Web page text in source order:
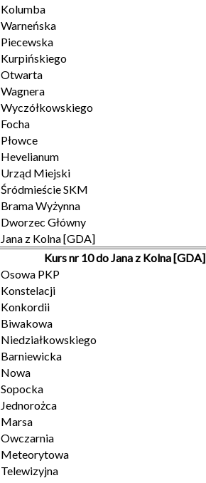
Kolumba
Warneńska
Piecewska
Kurpińskiego
Otwarta
Wagnera
Wyczółkowskiego
Focha
Płowce
Hevelianum
Urząd Miejski
Śródmieście SKM
Brama Wyżynna
Dworzec Główny
Jana z Kolna [GDA]
Kurs nr 10 do Jana z Kolna [GDA]
Osowa PKP
Konstelacji
Konkordii
Biwakowa
Niedziałkowskiego
Barniewicka
Nowa
Sopocka
Jednorożca
Marsa
Owczarnia
Meteorytowa
Telewizyjna